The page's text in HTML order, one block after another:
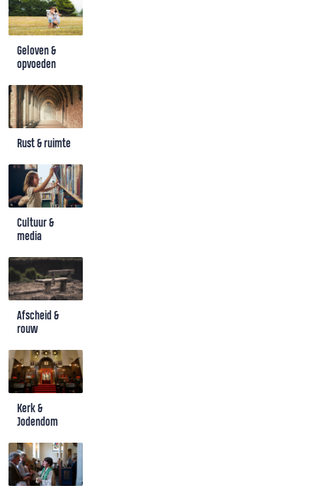
Geloven &
opvoeden
Rust & ruimte
Cultuur &
media
Afscheid &
rouw
Kerk &
Jodendom